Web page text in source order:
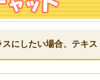
スにしたい場合、テキ